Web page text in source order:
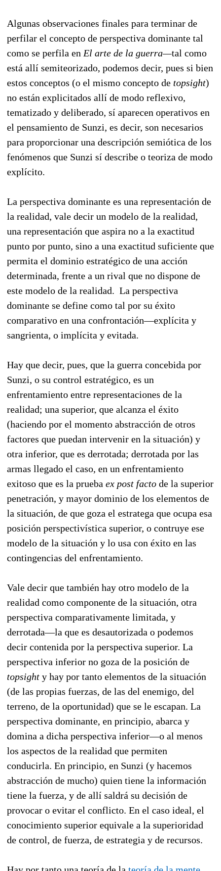
Algunas observaciones finales para terminar de
perfilar el concepto de perspectiva dominante tal
como se perfila en El arte de la guerra—tal como
está allí semiteorizado, podemos decir, pues si bien
estos conceptos (o el mismo concepto de topsight)
no están explicitados allí de modo reflexivo,
tematizado y deliberado, sí aparecen operativos en
el pensamiento de Sunzi, es decir, son necesarios
para proporcionar una descripción semiótica de los
fenómenos que Sunzi sí describe o teoriza de modo
explícito.
La perspectiva dominante es una representación de
la realidad, vale decir un modelo de la realidad,
una representación que aspira no a la exactitud
punto por punto, sino a una exactitud suficiente que
permita el dominio estratégico de una acción
determinada, frente a un rival que no dispone de
este modelo de la realidad. La perspectiva
dominante se define como tal por su éxito
comparativo en una confrontación—explícita y
sangrienta, o implícita y evitada.
Hay que decir, pues, que la guerra concebida por
Sunzi, o su control estratégico, es un
enfrentamiento entre representaciones de la
realidad; una superior, que alcanza el éxito
(haciendo por el momento abstracción de otros
factores que puedan intervenir en la situación) y
otra inferior, que es derrotada; derrotada por las
armas llegado el caso, en un enfrentamiento
exitoso que es la prueba ex post facto de la superior
penetración, y mayor dominio de los elementos de
la situación, de que goza el estratega que ocupa esa
posición perspectivística superior, o contruye ese
modelo de la situación y lo usa con éxito en las
contingencias del enfrentamiento.
Vale decir que también hay otro modelo de la
realidad como componente de la situación, otra
perspectiva comparativamente limitada, y
derrotada—la que es desautorizada o podemos
decir contenida por la perspectiva superior. La
perspectiva inferior no goza de la posición de
topsight y hay por tanto elementos de la situación
(de las propias fuerzas, de las del enemigo, del
terreno, de la oportunidad) que se le escapan. La
perspectiva dominante, en principio, abarca y
domina a dicha perspectiva inferior—o al menos
los aspectos de la realidad que permiten
conducirla. En principio, en Sunzi (y hacemos
abstracción de mucho) quien tiene la información
tiene la fuerza, y de allí saldrá su decisión de
provocar o evitar el conflicto. En el caso ideal, el
conocimiento superior equivale a la superioridad
de control, de fuerza, de estrategia y de recursos.